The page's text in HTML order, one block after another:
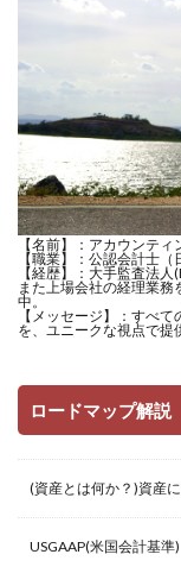
【名前】：アカウンテ
【職業】：公認会計士（
【経歴】：大手監査法
また上場会社の経理業
中。
【メッセージ】：すべ
を、ユニークな視点で提
ロードマップ解説
(資産とは何か？)資産
USGAAP(米国会計基準)